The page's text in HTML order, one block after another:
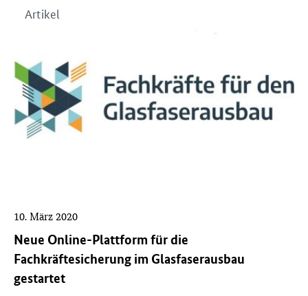
Artikel
Neue Online-Plattform für die
Fachkräftesicherung im Glasfaserausbau
gestartet
10. März 2020